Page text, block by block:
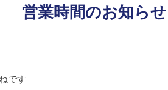
営業時間のお知らせ
です